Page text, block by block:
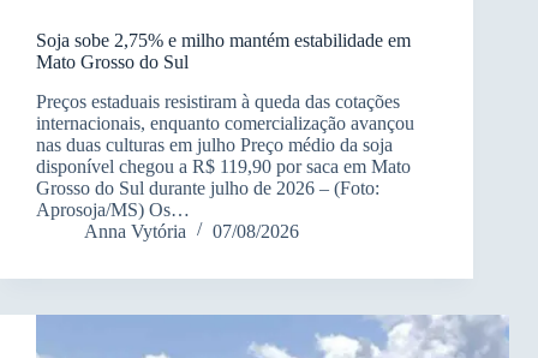
Soja sobe 2,75% e milho mantém estabilidade em
Mato Grosso do Sul
Preços estaduais resistiram à queda das cotações
internacionais, enquanto comercialização avançou
nas duas culturas em julho Preço médio da soja
disponível chegou a R$ 119,90 por saca em Mato
Grosso do Sul durante julho de 2026 – (Foto:
Aprosoja/MS) Os…
Anna Vytória
07/08/2026